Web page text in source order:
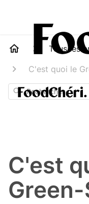
Tous les
C'est quoi le
Rechercher
C'est